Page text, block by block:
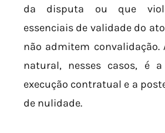
da disputa ou que
essenciais de validade do
não admitem convalidação.
natural, nesses casos, é
execução contratual e a
de nulidade.